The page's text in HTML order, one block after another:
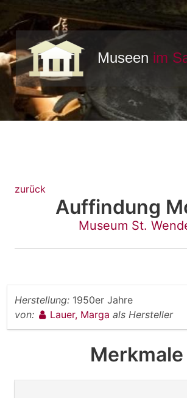
zurück
Auffindung
Museum St.
Herstellung: 1950er Jahre
von:
Lauer, Marga als Hersteller
Merkmale